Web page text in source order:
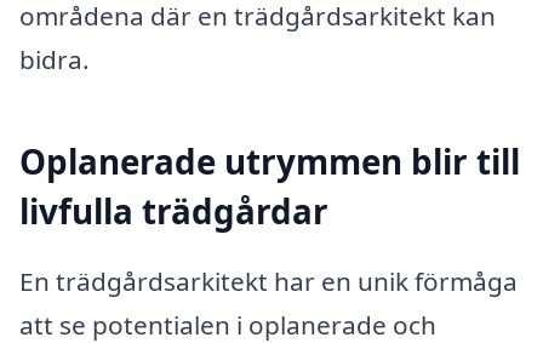
områdena där en trädgårdsarkitekt kan
bidra.
Oplanerade utrymmen blir till
livfulla trädgårdar
En trädgårdsarkitekt har en unik förmåga
att se potentialen i oplanerade och